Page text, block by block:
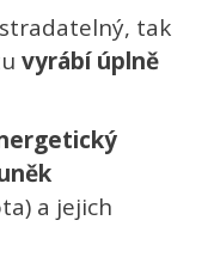
tak
vyrábí úplně
a jejich